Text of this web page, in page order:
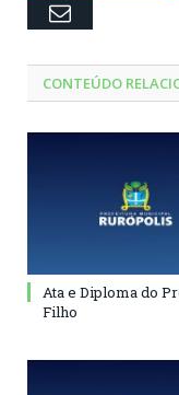
Email
CONTEÚDO
Ata e Diploma do
Filho